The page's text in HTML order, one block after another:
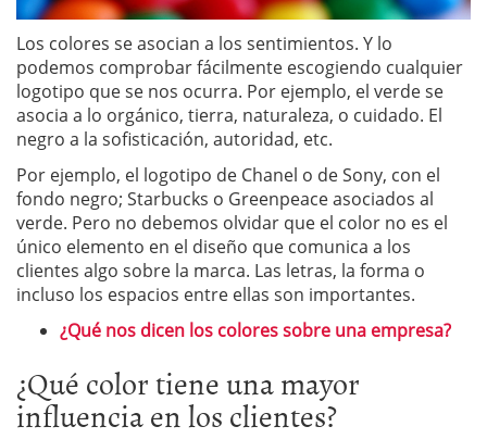
Los colores se asocian a los sentimientos. Y lo
podemos comprobar fácilmente escogiendo cualquier
logotipo que se nos ocurra. Por ejemplo, el verde se
asocia a lo orgánico, tierra, naturaleza, o cuidado. El
negro a la sofisticación, autoridad, etc.
Por ejemplo, el logotipo de Chanel o de Sony, con el
fondo negro; Starbucks o Greenpeace asociados al
verde. Pero no debemos olvidar que el color no es el
único elemento en el diseño que comunica a los
clientes algo sobre la marca. Las letras, la forma o
incluso los espacios entre ellas son importantes.
¿Qué nos dicen los colores sobre una empresa?
¿Qué color tiene una mayor
influencia en los clientes?